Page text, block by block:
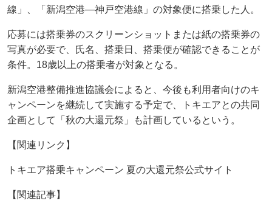
線」、「新潟空港―神戸空港線」の対象便に搭乗した人。
応募には搭乗券のスクリーンショットまたは紙の搭乗券の
写真が必要で、氏名、搭乗日、搭乗便が確認できることが
条件。18歳以上の搭乗者が対象となる。
新潟空港整備推進協議会によると、今後も利用者向けのキ
ャンペーンを継続して実施する予定で、トキエアとの共同
企画として「秋の大還元祭」も計画しているという。
【関連リンク】
トキエア搭乗キャンペーン 夏の大還元祭公式サイト
【関連記事】